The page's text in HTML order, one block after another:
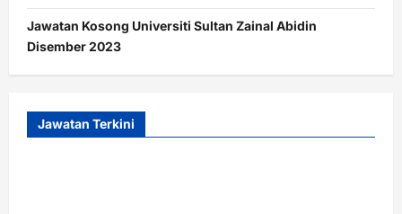
Jawatan Kosong Universiti Sultan Zainal Abidin
Disember 2023
Jawatan Terkini